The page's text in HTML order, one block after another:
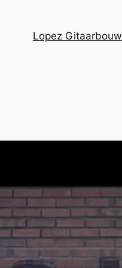
Lopez Gitaarbouw